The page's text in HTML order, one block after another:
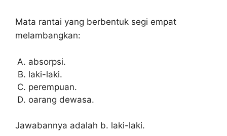
Mata rantai yang berbentuk segi empat
melambangkan:
absorpsi.
laki-laki.
perempuan.
oarang dewasa.
Jawabannya adalah b. laki-laki.